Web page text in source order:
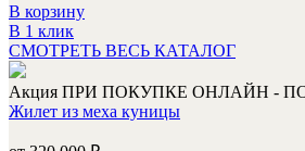
В корзину
В 1 клик
СМОТРЕТЬ ВЕСЬ КАТАЛОГ
Акция ПРИ ПОКУПКЕ ОНЛАЙН -
Жилет из меха куницы